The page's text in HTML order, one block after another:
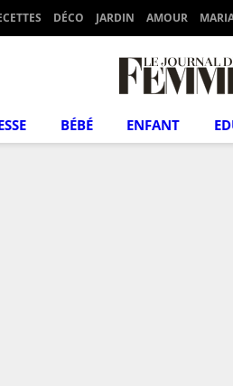
DÉCO JARDIN AMOUR
BÉBÉ ENFANT